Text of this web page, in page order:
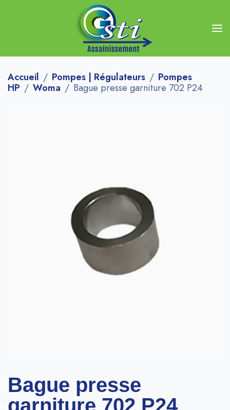
Accueil Pompes | Régulateurs
Pompes
HP
Woma Bague presse garniture 702 P24
Bague presse